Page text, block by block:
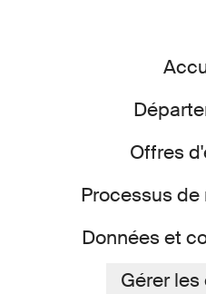
Offres
Processus
Données et
Gérer